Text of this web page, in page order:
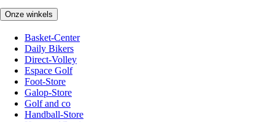
Onze winkels
Basket-Center
Daily Bikers
Direct-Volley
Espace Golf
Foot-Store
Galop-Store
Golf and co
Handball-Store